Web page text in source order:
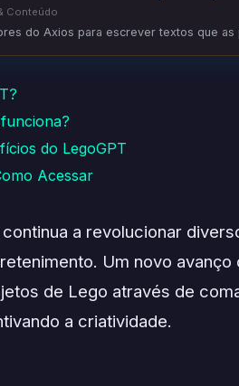
Conteúdo
do Axios para escrever textos que
do LegoGPT
Acessar
a revolucionar
Um novo
de Lego através de
a criatividade.